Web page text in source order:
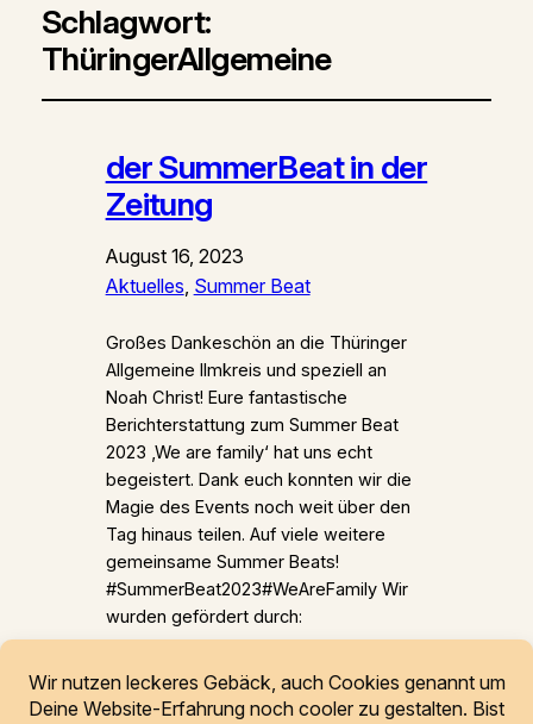
Schlagwort:
ThüringerAllgemeine
der SummerBeat in der
Zeitung
August 16, 2023
Aktuelles, Summer Beat
Großes Dankeschön an die Thüringer
Allgemeine Ilmkreis und speziell an
Noah Christ! Eure fantastische
Berichterstattung zum Summer Beat
2023 ‚We are family‘ hat uns echt
begeistert. Dank euch konnten wir die
Magie des Events noch weit über den
Tag hinaus teilen. Auf viele weitere
gemeinsame Summer Beats!
#SummerBeat2023#WeAreFamily Wir
wurden gefördert durch: